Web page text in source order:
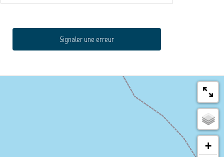
Signaler une erreur
+